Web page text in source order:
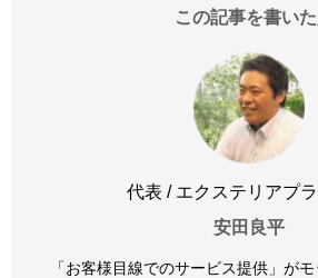
この記事を書い
代表 / エクステリアプ
安田良平
「お客様目線でのサービス提供」が